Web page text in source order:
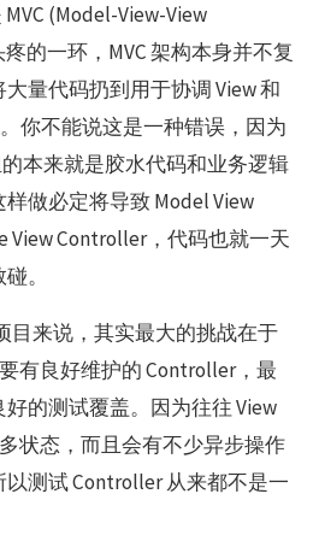
(Model-View-View
的一环，MVC 架构本身并不复
量代码扔到用于协调 View 和
你不能说这是一种错误，因为
本来就是胶水代码和业务逻辑
做必定将导致 Model View
View Controller，代码也就一天
。
目来说，其实最大的挑战在于
有良好维护的 Controller，最
的测试覆盖。因为往往 View
状态，而且会有不少异步操作
测试 Controller 从来都不是一